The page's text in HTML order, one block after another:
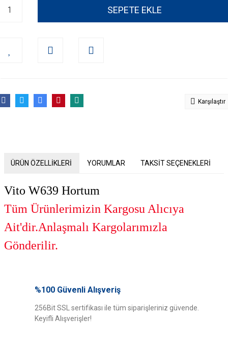
SEPETE EKLE
Karşılaştır
ÜRÜN ÖZELLİKLERİ YORUMLAR TAKSİT SEÇENEKLERİ
Vito W639 Hortum
Tüm Ürünlerimizin Kargosu Alıcıya
Ait'dir.Anlaşmalı Kargolarımızla
Gönderilir.
Bu ürüne ilk yorumu siz yapın!
yetersiz gördüğünüz noktaları öneri formunu kullanarak tarafımıza
iletebilirsiniz.
Görüş ve önerileriniz için teşekkür ederiz.
%100 Güvenli Alışveriş
256Bit SSL sertifikası ile tüm siparişleriniz güvende.
Keyifli Alışverişler!